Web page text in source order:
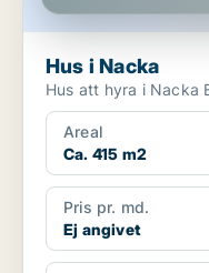
Hus i Nacka
Areal
Ca. 415 m2
Pris pr. md.
Ej angivet